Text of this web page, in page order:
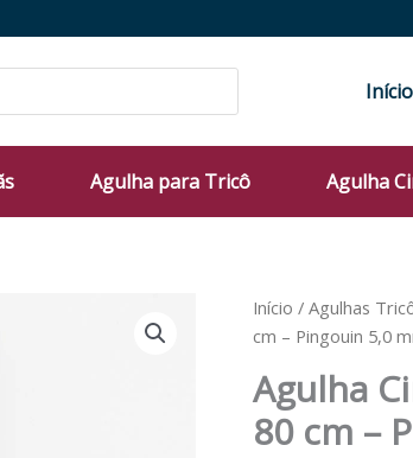
Início
Agulha para Tricô Agulha
Início / Agulhas
cm – Pingouin 5,0
Agulha
80 cm –